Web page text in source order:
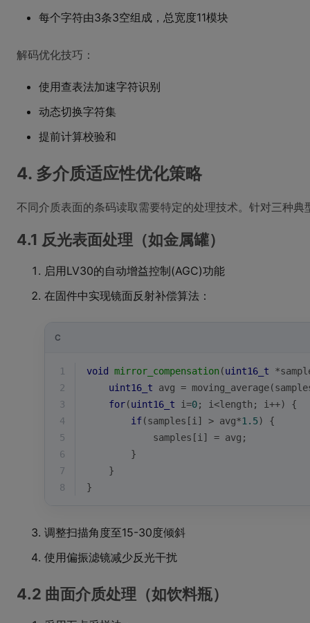
每个字符由3条3空组成，总宽度11模块
解码优化技巧：
使用查表法加速字符识别
动态切换字符集
提前计算校验和
4. 多介质适应性优化策略
不同介质表面的条码读取需要特定的处理技术。针对三种
4.1 反光表面处理（如金属罐）
启用LV30的自动增益控制(AGC)功能
在固件中实现镜面反射补偿算法：
C
1 void mirror_compensation(uint16_t
2
uint16_t avg =
3
for(uint16_t i=0; i<length; i++) {
4
if(samples[i] > avg*1.5) {
5
            samples[i] = avg;
6
        }
7
    }
8
}
调整扫描角度至15-30度倾斜
使用偏振滤镜减少反光干扰
4.2 曲面介质处理（如饮料瓶）